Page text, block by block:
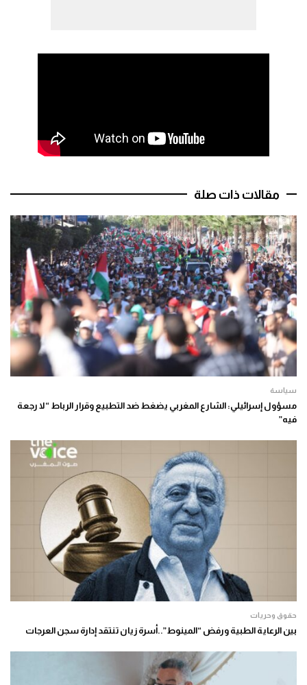
مقالات ذات صلة
سياسة
مسؤول إسرائيلي: الشارع المغربي يضغط ضد التطبيع وقرار الرباط “لا رجعة
فيه”
حقوق وحريات
بين الرعاية الطبية ورفض “المينوط”..أسرة زيان تنتقد إدارة سجن العرجات